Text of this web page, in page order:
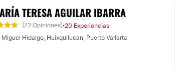
TERESA AGUILAR IBARRA
(72 Opiniones)·20 Experiencias
Miguel Hidalgo, Huixquilucan, Puerto Vallarta